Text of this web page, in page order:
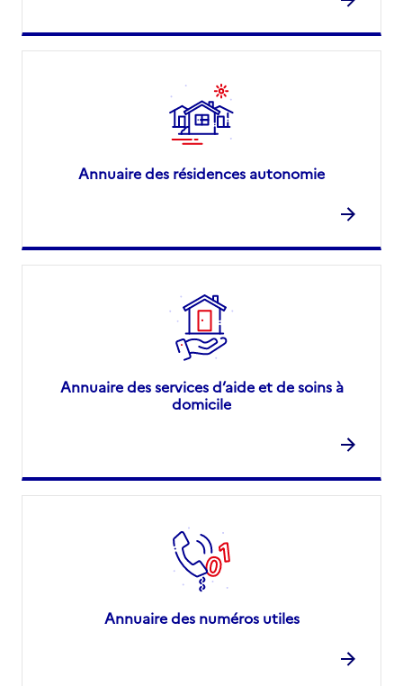
Annuaire des résidences autonomie
Annuaire des services d’aide et de soins à
domicile
Annuaire des numéros utiles